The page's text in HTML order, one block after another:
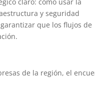
y seguridad
que los flujos de
de la región, el